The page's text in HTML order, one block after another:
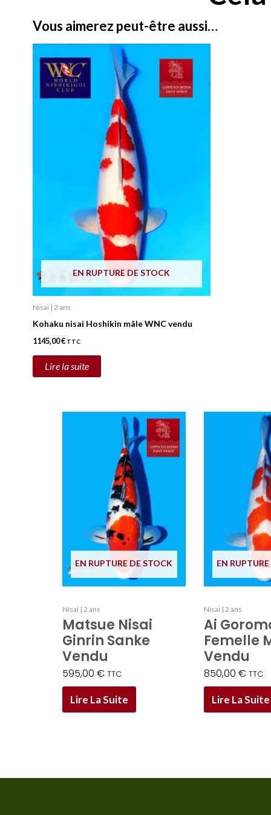
Vous aimerez peut-être aussi…
EN RUPTURE DE STOCK
Nisai | 2 ans
Kohaku nisai Hoshikin mâle WNC vendu
1145,00€ TTC
Lire la suite
EN RUPTURE DE STOCK
Nisai | 2 ans
Matsue Nisai
Ginrin Sanke
Vendu
595,00€ TTC
Lire La Suite
EN
Nisai | 2 ans
Ai
Femelle
Vendu
850,00 € TTC
Lire La Suite